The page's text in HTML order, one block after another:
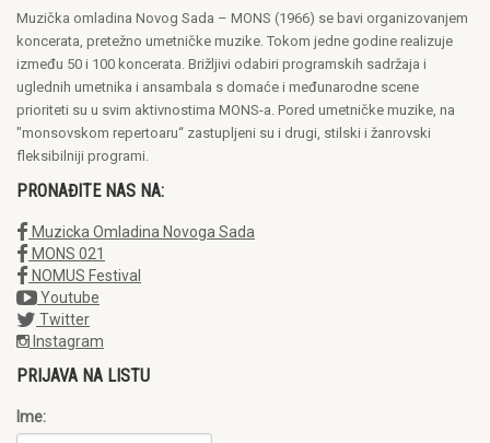
Muzička omladina Novog Sada – MONS (1966) se bavi organizovanjem
koncerata, pretežno umetničke muzike. Tokom jedne godine realizuje
između 50 i 100 koncerata. Brižljivi odabiri programskih sadržaja i
uglednih umetnika i ansambala s domaće i međunarodne scene
prioriteti su u svim aktivnostima MONS-a. Pored umetničke muzike, na
"monsovskom repertoaru“ zastupljeni su i drugi, stilski i žanrovski
fleksibilniji programi.
PRONAĐITE NAS NA:
Muzicka Omladina Novoga Sada
MONS 021
NOMUS Festival
Youtube
Twitter
Instagram
PRIJAVA NA LISTU
Ime: